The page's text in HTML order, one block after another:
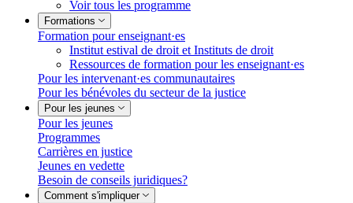
Voir tous les programme
Formations
Formation pour enseignant·es
Institut estival de droit et Instituts de droit
Ressources de formation pour les enseignant·es
Pour les intervenant·es communautaires
Pour les bénévoles du secteur de la justice
Pour les jeunes
Pour les jeunes
Programmes
Carrières en justice
Jeunes en vedette
Besoin de conseils juridiques?
Comment s'impliquer